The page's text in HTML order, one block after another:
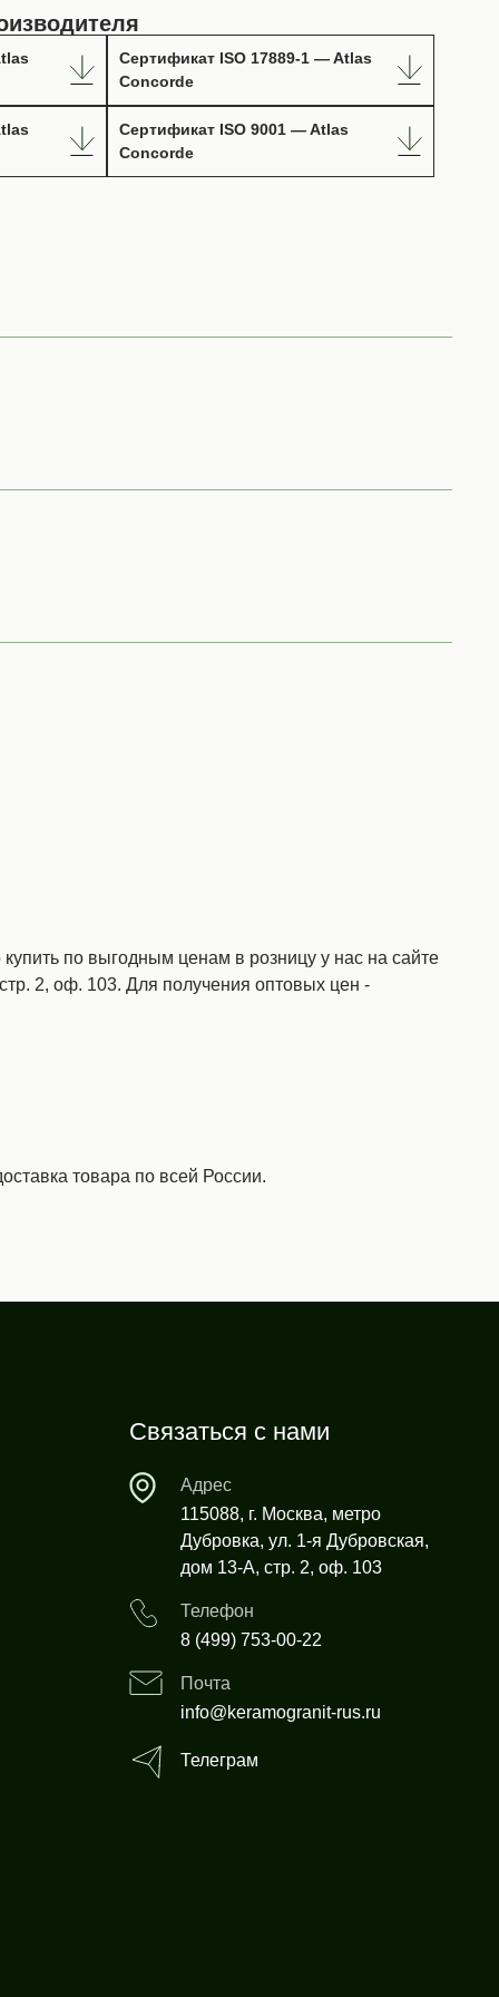
Сертификат ISO 17889-1 — Atlas
Concorde
Сертификат ISO 9001 — Atlas
Concorde
по выгодным ценам в розницу у нас на сайте
2, оф. 103. Для получения оптовых цен -
товара по всей России.
Связаться с нами
Адрес
115088, г. Москва, метро
Дубровка, ул. 1-я Дубровская,
дом 13-А, стр. 2, оф. 103
Телефон
8 (499) 753-00-22
Почта
info@keramogranit-rus.ru
Телеграм